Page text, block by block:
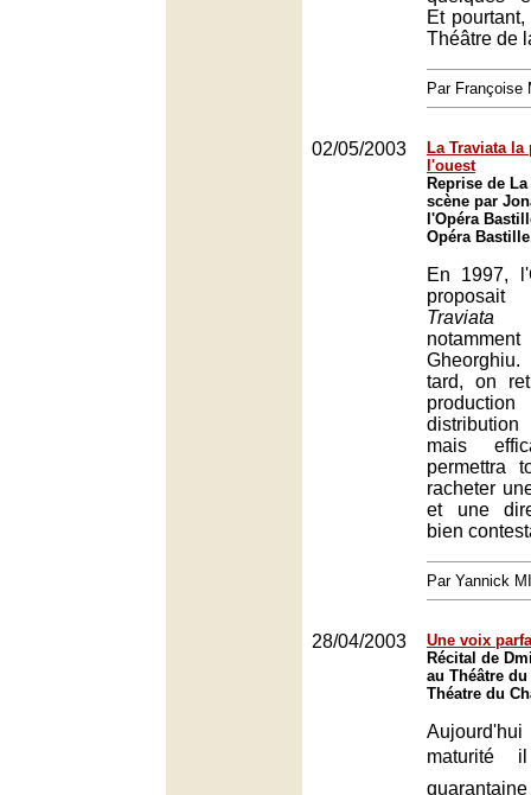
Et
Théâtre de
Par Françoise
02/05/2003
La Traviata
l'ouest
Reprise de
scène par
l'Opéra
Opéra
En 1997,
Traviata
tard, on
mais
permettra
racheter
et une
bien
Par Yannick
28/04/2003
Une voix
Récital de
au Théâtre
Théatre du
maturité 